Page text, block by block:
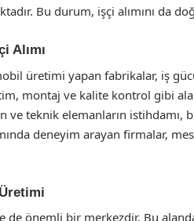
Bu durum, işçi alımını da
Alımı
üretimi yapan fabrikalar, iş
montaj ve kalite kontrol gibi
ve teknik elemanların
deneyim arayan firmalar,
de önemli bir merkezdir. Bu